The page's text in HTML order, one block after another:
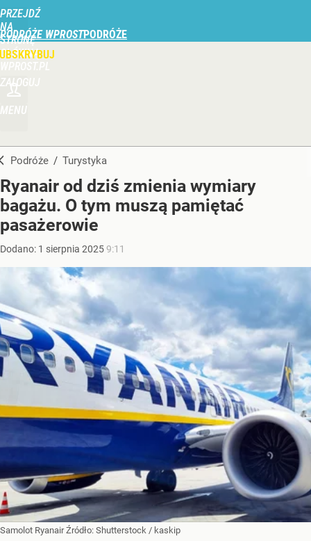
PRZEJDŹ
NA
STRONĘ
GŁÓWNĄ
PODRÓŻE WPROST
ZALOGUJ
MENU
Podróże / Turystyka
Ryanair od dziś zmienia wymiary
bagażu. O tym muszą pamiętać
pasażerowie
Dodano: 1 sierpnia 20259:11
Samolot RyanairŹródło: Shutterstock / kaskip